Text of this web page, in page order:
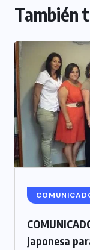
También
japonesa